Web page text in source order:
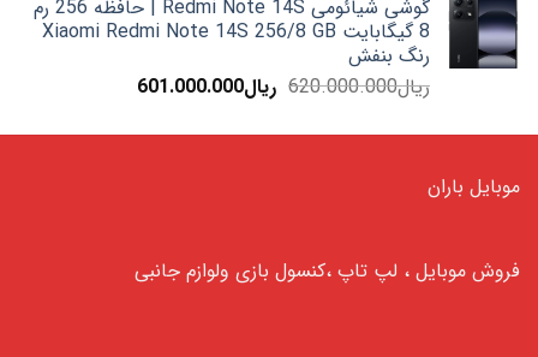
ریال645.000.000
بود.
ریال640.000.000.
گوشی شیائومی Redmi Note 14S | حافظه 256 رم
8 گیگابایت Xiaomi Redmi Note 14S 256/8 GB
رنگ بنفش
ریال620.000.000 قیمت
ریال620.000.000
ریال601.000.000قیمت
ریال601.000.000.
موبایل باران
فروش موبایل ، لپ تاپ ،کنسول بازی ولوازم جانبی